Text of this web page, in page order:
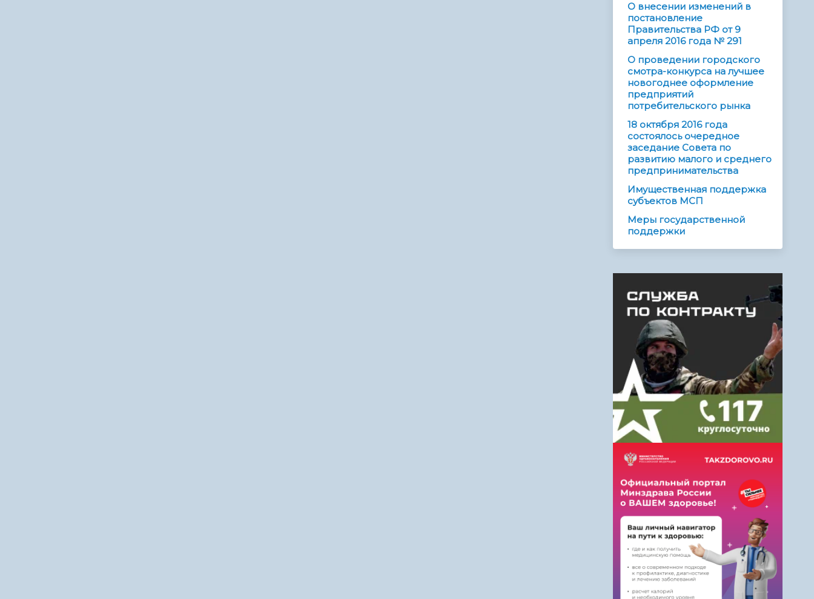
О внесении изменений в
постановление
Правительства РФ от 9
апреля 2016 года № 291
О проведении городского
смотра-конкурса на лучшее
новогоднее оформление
предприятий
потребительского рынка
18 октября 2016 года
состоялось очередное
заседание Совета по
развитию малого и среднего
предпринимательства
Имущественная поддержка
субъектов МСП
Меры государственной
поддержки